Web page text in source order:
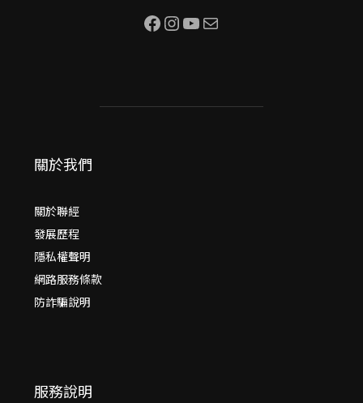
Facebook InstagramYouTube 電子郵件
關於我們
關於聯經
發展歷程
隱私權聲明
網路服務條款
防詐騙說明
服務說明